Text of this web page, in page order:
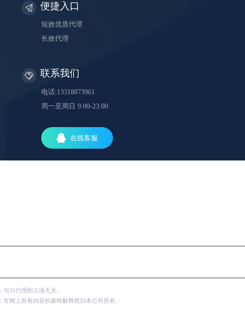
便捷入口
短效优质代理
长效代理
联系我们
电话:13318873961
周一至周日 9:00-23:00
在线客服
51代理的立场无关。
网上所有内容的最终解释权归本公司所有。